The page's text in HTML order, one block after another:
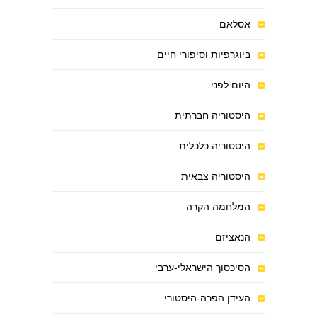
אסלאם
ביוגרפיות וסיפורי חיים
היום לפני
היסטוריה חברתית
היסטוריה כלכלית
היסטוריה צבאית
המלחמה הקרה
הנאציזם
הסיכסוך הישראלי-ערבי
העידן הפרה-היסטורי